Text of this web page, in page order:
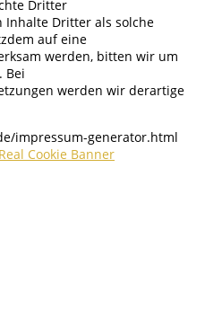
Dritter
Inhalte Dritter als solche
auf eine
werden, bitten wir um
Bei
werden wir derartige
impressum-generator.html
Cookie Banner